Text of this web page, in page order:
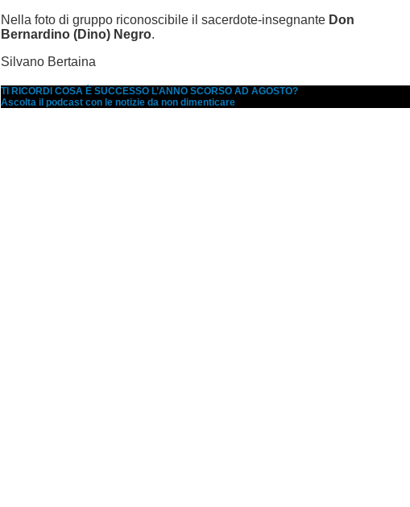
Nella foto di gruppo riconoscibile il sacerdote-insegnante Don
Bernardino (Dino) Negro.
Silvano Bertaina
TI RICORDI COSA È SUCCESSO L’ANNO SCORSO AD AGOSTO?
Ascolta il podcast con le notizie da non dimenticare